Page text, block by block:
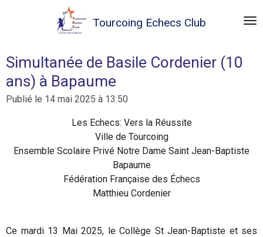
principal
Tourcoing Echecs Club
Simultanée de Basile Cordenier (10
ans) à Bapaume
Publié le 14 mai 2025 à 13:50
Les Echecs: Vers la Réussite
Ville de Tourcoing
Ensemble Scolaire Privé Notre Dame Saint Jean-Baptiste
Bapaume
Fédération Française des Échecs
Matthieu Cordenier
Ce mardi 13 Mai 2025, le Collège St Jean-Baptiste et ses